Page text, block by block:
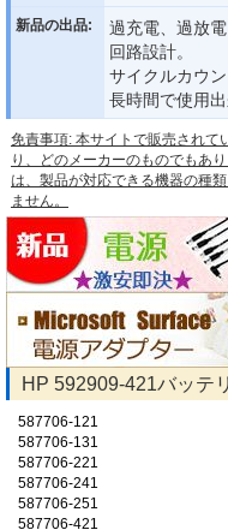
新品の出品:
過充電、過放
回路設計。
サイクルカウ
長時間で使用出
免責事項: 本サイトで販売されて
り、どのメーカーのものでもあ
は、製品が対応できる機器の種
ません。
HP 592909-421バッテ
587706-121
587706-131
587706-221
587706-241
587706-251
587706-421